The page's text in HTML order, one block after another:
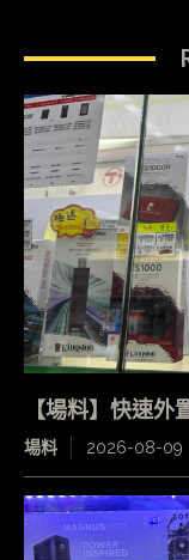
【場料】快速
場料 2026-08-09